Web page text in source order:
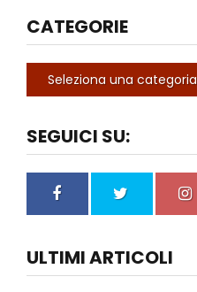
CATEGORIE
SEGUICI SU:
ULTIMI ARTICOLI